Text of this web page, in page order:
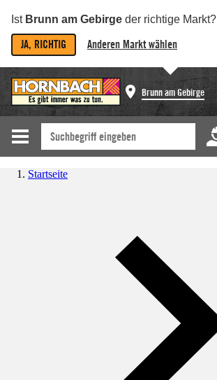
Ist Brunn am Gebirge der richtige Markt?
JA, RICHTIG Anderen Markt wählen
Brunn am Gebirge
Startseite